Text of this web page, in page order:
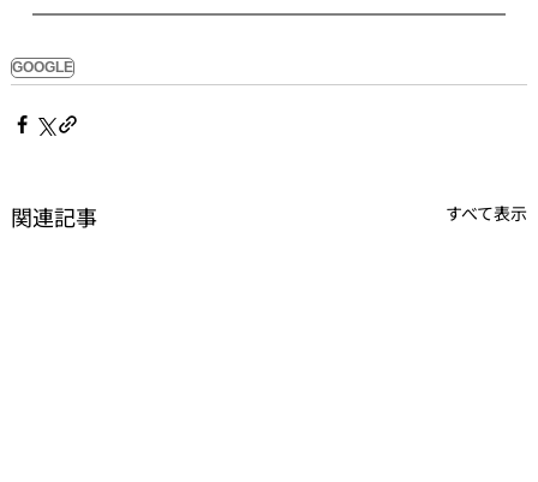
GOOGLE
関連記事 すべて表示